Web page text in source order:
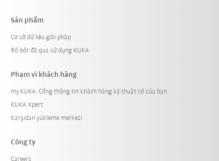
Sản phẩm
Cơ sở dữ liệu giải pháp
Rô bốt đã qua sử dụng KUKA
Phạm vi khách hàng
my.KUKA: Cổng thông tin khách hàng kỹ thuật số của bạn
KUKA Xpert
Karşıdan yükleme merkezi
Công ty
Careers